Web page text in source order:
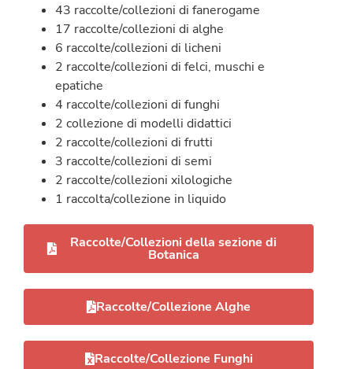
43 raccolte/collezioni di fanerogame
17 raccolte/collezioni di alghe
6 raccolte/collezioni di licheni
2 raccolte/collezioni di felci, muschi e
epatiche
4 raccolte/collezioni di funghi
2 collezione di modelli didattici
2 raccolte/collezioni di frutti
3 raccolte/collezioni di semi
2 raccolte/collezioni xilologiche
1 raccolta/collezione in liquido
Raccolte/Collezioni della sezione di
Botanica
Raccolte/Collezione Alghe
Raccolte/Collezione Funghi